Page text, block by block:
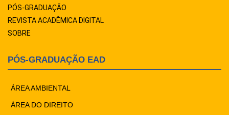
PÓS-GRADUAÇÃO
REVISTA ACADÊMICA DIGITAL
SOBRE
PÓS-GRADUAÇÃO EAD
ÁREA AMBIENTAL
ÁREA DO DIREITO